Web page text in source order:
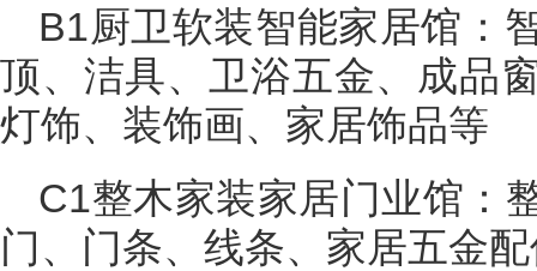
B1厨卫软装智能家居馆：
顶、洁具、卫浴五金、成品
灯饰、装饰画、家居饰品等
C1整木家装家居门业馆：
门、门条、线条、家居五金